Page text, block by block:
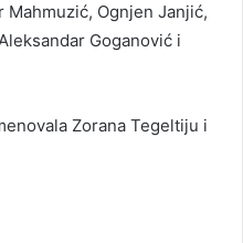
Mahmuzić, Ognjen Janjić,
Goganović i
Zorana Tegeltiju i